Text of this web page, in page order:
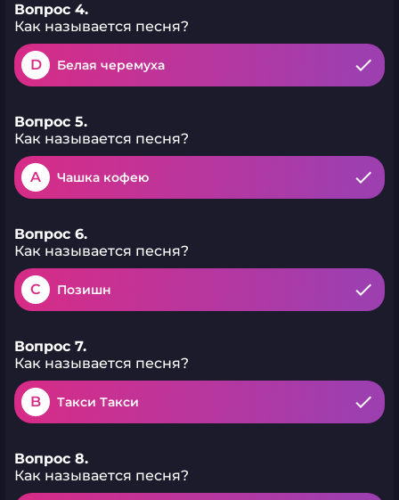
Вопрос 4.
Как называется песня?
D Белая черемуха
Вопрос 5.
Как называется песня?
A Чашка кофею
Вопрос 6.
Как называется песня?
C Позишн
Вопрос 7.
Как называется песня?
B Такси Такси
Вопрос 8.
Как называется песня?